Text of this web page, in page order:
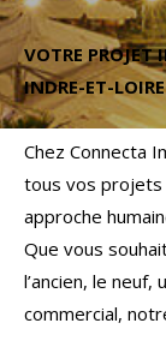
VOTRE PROJET
INDRE-ET-
Chez Connecta
tous vos projets
approche
Que vous
l’ancien, le
commercial,
Budget
Budget
Surface
Surface
Pièces
Pièces
Référence